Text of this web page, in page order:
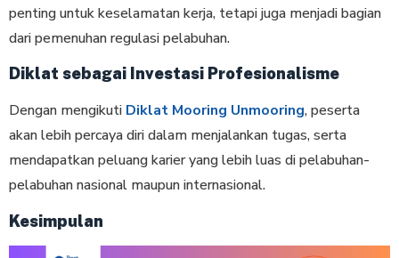
penting untuk keselamatan kerja, tetapi juga menjadi bagian
dari pemenuhan regulasi pelabuhan.
Diklat sebagai Investasi Profesionalisme
Dengan mengikuti Diklat Mooring Unmooring, peserta
akan lebih percaya diri dalam menjalankan tugas, serta
mendapatkan peluang karier yang lebih luas di pelabuhan-
pelabuhan nasional maupun internasional.
Kesimpulan